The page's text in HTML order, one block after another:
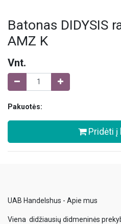
Batonas DIDYSIS
AMZ K
Vnt.
Pakuotės:
Pridėti į
UAB Handelshus - Apie mus
Viena didžiausių didmeninės